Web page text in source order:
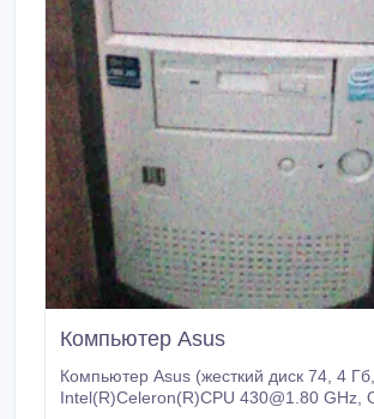
Компьютер Asus
Компьютер Asus (жесткий диск 74, 4 Гб,
Intel(R)Celeron(R)CPU 430@1.80 GHz,